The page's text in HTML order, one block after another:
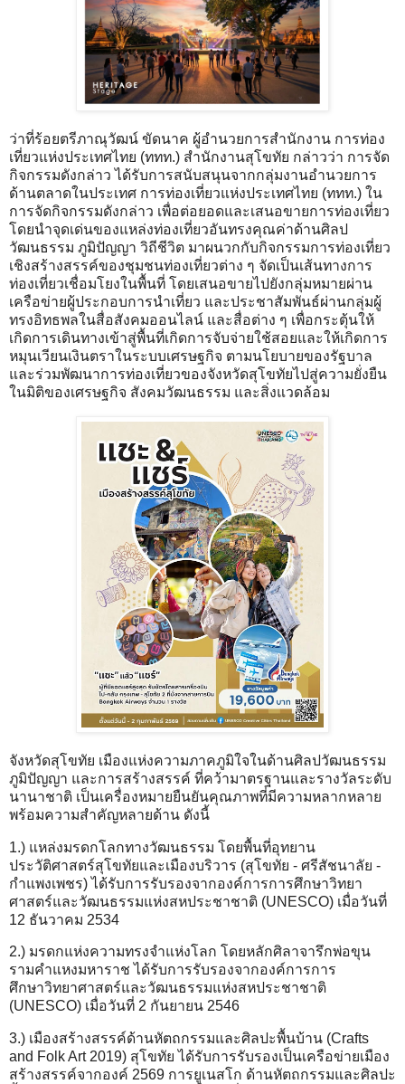
ว่าที่ร้อยตรีภาณุวัฒน์ ขัดนาค ผู้อำนวยการสำนักงาน การท่อง
เที่ยวแห่งประเทศไทย (ททท.) สำนักงานสุโขทัย กล่าวว่า การจัด
กิจกรรมดังกล่าว ได้รับการสนับสนุนจากกลุ่มงานอำนวยการ
ด้านตลาดในประเทศ การท่องเที่ยวแห่งประเทศไทย (ททท.) ใน
การจัดกิจกรรมดังกล่าว เพื่อต่อยอดและเสนอขายการท่องเที่ยว
โดยนำจุดเด่นของแหล่งท่องเที่ยวอันทรงคุณค่าด้านศิลป
วัฒนธรรม ภูมิปัญญา วิถีชีวิต มาผนวกกับกิจกรรมการท่องเที่ยว
เชิงสร้างสรรค์ของชุมชนท่องเที่ยวต่าง ๆ จัดเป็นเส้นทางการ
ท่องเที่ยวเชื่อมโยงในพื้นที่ โดยเสนอขายไปยังกลุ่มหมายผ่าน
เครือข่ายผู้ประกอบการนำเที่ยว และประชาสัมพันธ์ผ่านกลุ่มผู้
ทรงอิทธพลในสื่อสังคมออนไลน์ และสื่อต่าง ๆ เพื่อกระตุ้นให้
เกิดการเดินทางเข้าสู่พื้นที่เกิดการจับจ่ายใช้สอยและให้เกิดการ
หมุนเวียนเงินตราในระบบเศรษฐกิจ ตามนโยบายของรัฐบาล
และร่วมพัฒนาการท่องเที่ยวของจังหวัดสุโขทัยไปสู่ความยั่งยืน
ในมิติของเศรษฐกิจ สังคมวัฒนธรรม และสิ่งแวดล้อม
จังหวัดสุโขทัย เมืองแห่งความภาคภูมิใจในด้านศิลปวัฒนธรรม
ภูมิปัญญา และการสร้างสรรค์ ที่คว้ามาตรฐานและรางวัลระดับ
นานาชาติ เป็นเครื่องหมายยืนยันคุณภาพที่มีความหลากหลาย
พร้อมความสำคัญหลายด้าน ดังนี้
1.) แหล่งมรดกโลกทางวัฒนธรรม โดยพื้นที่อุทยาน
ประวัติศาสตร์สุโขทัยและเมืองบริวาร (สุโขทัย - ศรีสัชนาลัย -
กำแพงเพชร) ได้รับการรับรองจากองค์การการศึกษาวิทยา
ศาสตร์และวัฒนธรรมแห่งสหประชาชาติ (UNESCO) เมื่อวันที่
12 ธันวาคม 2534
2.) มรดกแห่งความทรงจำแห่งโลก โดยหลักศิลาจารึกพ่อขุน
รามคำแหงมหาราช ได้รับการรับรองจากองค์การการ
ศึกษาวิทยาศาสตร์และวัฒนธรรมแห่งสหประชาชาติ
(UNESCO) เมื่อวันที่ 2 กันยายน 2546
3.) เมืองสร้างสรรค์ด้านหัตถกรรมและศิลปะพื้นบ้าน (Crafts
and Folk Art 2019) สุโขทัย ได้รับการรับรองเป็นเครือข่ายเมือง
สร้างสรรค์จากองค์ 2569 การยูเนสโก ด้านหัตถกรรมและศิลปะ